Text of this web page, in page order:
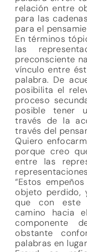
relación entre
para las
para el
En términos
las
preconsciente
vínculo entre
palabra. De
posibilita el
proceso
posible tener
través de la
través del
Quiero
porque creo
entre las
“Estos
objeto perdido,
que con este
camino hacia
componente
obstante
palabras en